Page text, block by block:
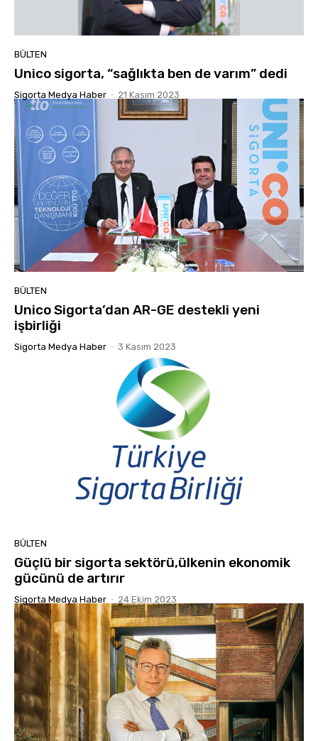
BÜLTEN
Unico sigorta, “sağlıkta ben de varım” dedi
Sigorta Medya Haber - 21 Kasım 2023
BÜLTEN
Unico Sigorta’dan AR-GE destekli yeni
işbirliği
Sigorta Medya Haber - 3 Kasım 2023
BÜLTEN
Güçlü bir sigorta sektörü,ülkenin ekonomik
gücünü de artırır
Sigorta Medya Haber - 24 Ekim 2023